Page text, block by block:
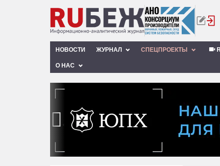
НОВОСТИ ЖУРНАЛ СПЕЦПРОЕКТЫ
О НАС
‹